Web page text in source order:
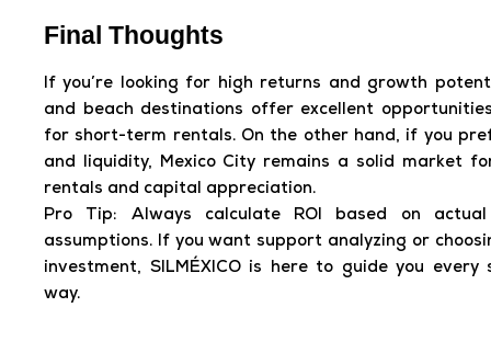
Final Thoughts
If you’re looking for high returns and growth
and beach destinations offer excellent
for short-term rentals. On the other hand, if you
and liquidity, Mexico City remains a solid market
rentals and capital appreciation.
Pro Tip: Always calculate ROI based on
assumptions. If you want support analyzing or
investment, SILMÉXICO is here to guide you
way.